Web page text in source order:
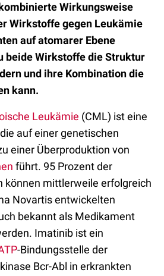
Wirkungsweise
Wirkstoffe gegen Leukämie
auf atomarer Ebene
beide Wirkstoffe die Struktur
und ihre Kombination die
kann.
Leukämie (CML) ist eine
auf einer genetischen
einer Überproduktion von
führt. 95 Prozent der
können mittlerweile erfolgreich
Novartis entwickelten
bekannt als Medikament
Imatinib ist ein
-Bindungsstelle der
Bcr-Abl in erkrankten